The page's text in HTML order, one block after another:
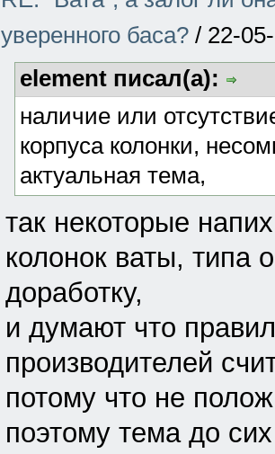
уверенного баса? / 22-
element писал(а):
наличие или
корпуса колонки,
актуальная тема,
так некоторые
колонок ваты, типа
доработку,
и думают что
производителей
потому что не
поэтому тема до